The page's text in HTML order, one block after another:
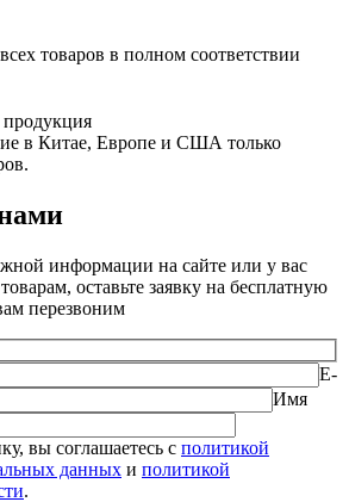
товаров в полном соответствии
продукция
в Китае, Европе и США только
информации на сайте или у вас
оставьте заявку на бесплатную
перезвоним
E-
Имя
вы соглашаетесь с политикой
данных и политикой
.